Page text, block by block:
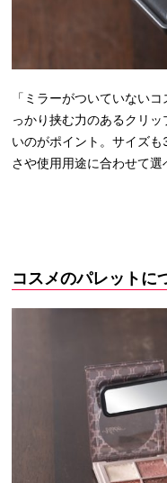
「ミラーがついていない
っかり挟む力のあるクリ
いのがポイント。サイズ
さや使用用途に合わせて選
コスメのパレットに